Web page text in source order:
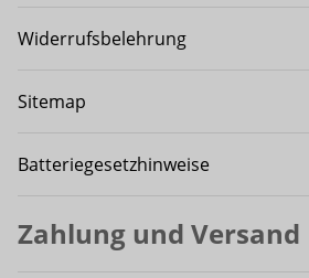
Widerrufsbelehrung
Sitemap
Batteriegesetzhinweise
Zahlung und Versand